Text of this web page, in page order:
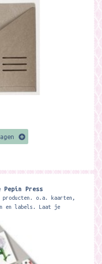
Press
producten. o.a. kaarten,
en labels. Laat je